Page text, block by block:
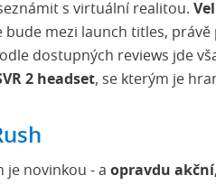
s virtuální realitou.
bude mezi launch titles,
dostupných reviews jde
2 headset, se kterým je
je novinkou - a opravdu